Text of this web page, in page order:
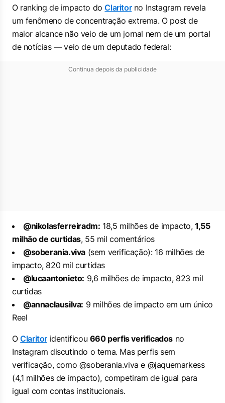
O ranking de impacto doClaritorno Instagram revela
um fenômeno de concentração extrema. O post de
maior alcance não veio de um jornal nem de um portal
de notícias — veio de um deputado federal:
Continua depois da publicidade
@nikolasferreiradm: 18,5 milhões de impacto,1,55
milhão de curtidas, 55 mil comentários
@soberania.viva (sem verificação): 16 milhões de
impacto, 820 mil curtidas
@lucaantonieto: 9,6 milhões de impacto, 823 mil
curtidas
@annaclausilva: 9 milhões de impacto em um único
Reel
OClaritor identificou 660 perfis verificados no
Instagram discutindo o tema. Mas perfis sem
verificação, como @soberania.viva e @jaquemarkess
(4,1 milhões de impacto), competiram de igual para
igual com contas institucionais.